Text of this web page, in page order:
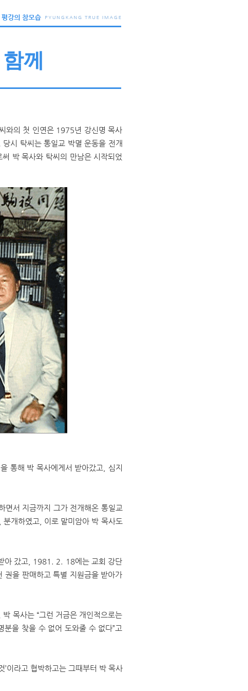
께
와의 첫 인연은 1975년 강신명 목사
시 탁씨는 통일교 박멸 운동을 전개
박 목사와 탁씨의 만남은 시작되었
통해 박 목사에게서 받아갔고, 심지
서 지금까지 그가 전개해온 통일교
개하였고, 이로 말미암아 박 목사도
아 갔고, 1981. 2. 18에는 교회 강단
권을 판매하고 특별 지원금을 받아가
목사는 “그런 거금은 개인적으로는
을 찾을 수 없어 도와줄 수 없다”고
’이라고 협박하고는 그때부터 박 목사